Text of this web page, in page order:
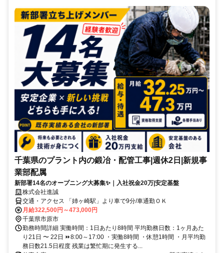
千葉県のプラント内の鍛冶・配管工事|週休2日|新規事
業部配属
新部署14名のオープニング大募集✨｜入社祝金20万|安定基盤
株式会社進誠
交通・アクセス 「姉ヶ崎駅」より車で9分/車通勤ＯＫ
月給322,500円～473,000円
千葉県市原市
勤務時間詳細 実働時間：1日あたり8時間 平均勤務日数：1ヶ月あた
り21日 〜 22日 ⏩8:00～17:00 ・実働8時間 ・休憩1時間 ・月平均勤
務日数21.5日程度 残業は繁忙期に発生する...